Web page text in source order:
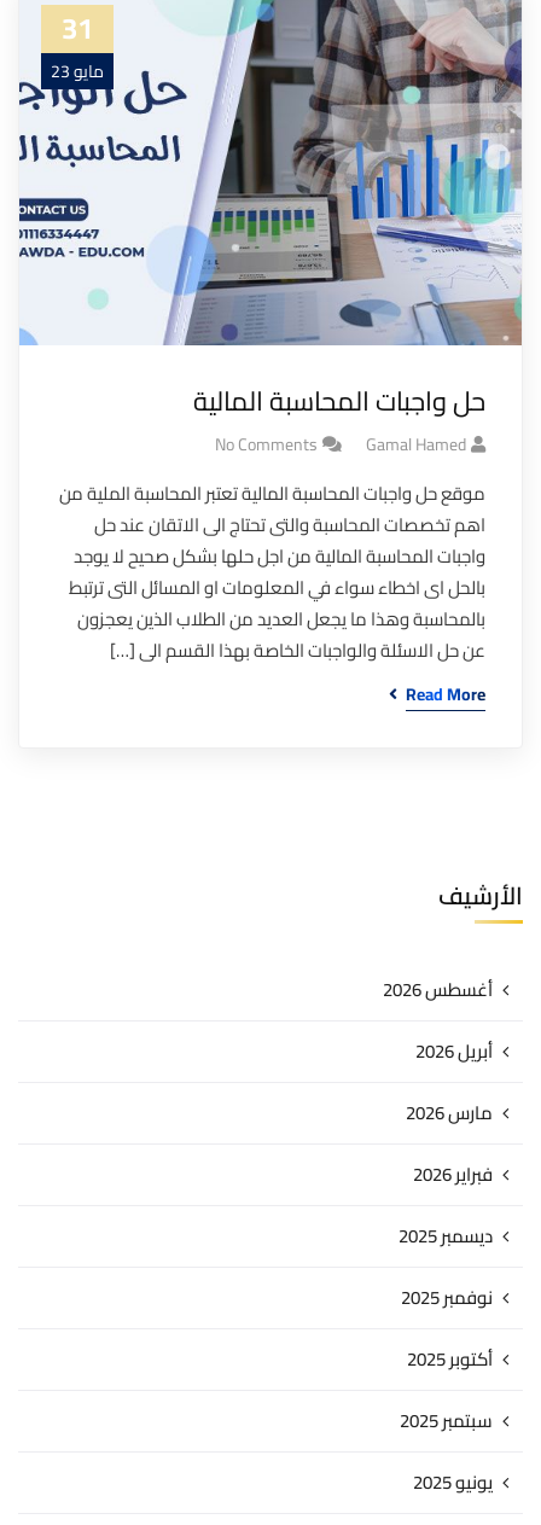
31
مايو 23
حل واجبات المحاسبة المالية
Gamal Hamed
No Comments
موقع حل واجبات المحاسبة المالية تعتبر المحاسبة الملية من
اهم تخصصات المحاسبة والتى تحتاج الى الاتقان عند حل
واجبات المحاسبة المالية من اجل حلها بشكل صحيح لا يوجد
بالحل اى اخطاء سواء في المعلومات او المسائل التى ترتبط
بالمحاسبة وهذا ما يجعل العديد من الطلاب الذين يعجزون
عن حل الاسئلة والواجبات الخاصة بهذا القسم الى […]
Read More
الأرشيف
أغسطس 2026
أبريل 2026
مارس 2026
فبراير 2026
ديسمبر 2025
نوفمبر 2025
أكتوبر 2025
سبتمبر 2025
يونيو 2025